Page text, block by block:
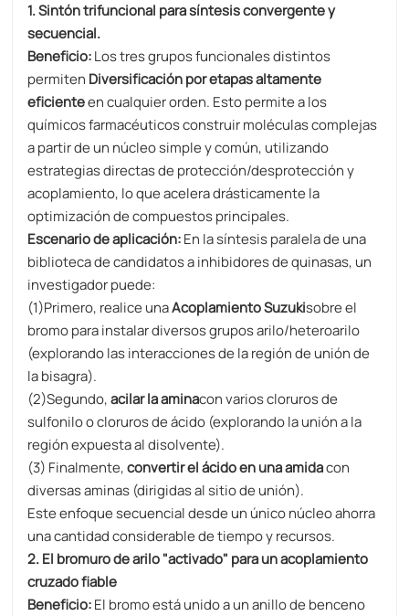
1. Sintón trifuncional para síntesis convergente y
secuencial.
Beneficio:Los tres grupos funcionales distintos
permiten Diversificación por etapas altamente
eficienteen cualquier orden. Esto permite a los
químicos farmacéuticos construir moléculas complejas
a partir de un núcleo simple y común, utilizando
estrategias directas de protección/desprotección y
acoplamiento, lo que acelera drásticamente la
optimización de compuestos principales.
Escenario de aplicación:En la síntesis paralela de una
biblioteca de candidatos a inhibidores de quinasas, un
investigador puede:
(1)Primero, realice unaAcoplamiento Suzukisobre el
bromo para instalar diversos grupos arilo/heteroarilo
(explorando las interacciones de la región de unión de
la bisagra).
(2)Segundo,acilar la aminacon varios cloruros de
sulfonilo o cloruros de ácido (explorando la unión a la
región expuesta al disolvente).
(3) Finalmente,convertir el ácido en una amidacon
diversas aminas (dirigidas al sitio de unión).
Este enfoque secuencial desde un único núcleo ahorra
una cantidad considerable de tiempo y recursos.
2. El bromuro de arilo "activado" para un acoplamiento
cruzado fiable
Beneficio:El bromo está unido a un anillo de benceno